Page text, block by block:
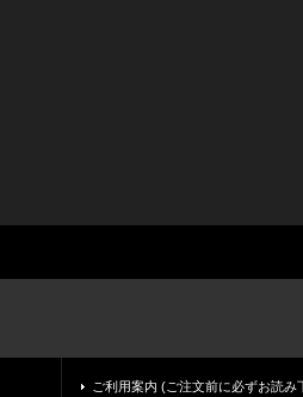
ご利用案内 (ご注文前に必ずお読み